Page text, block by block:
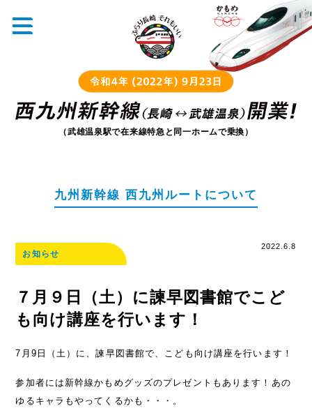
（武雄温泉駅で在来線特急と同一ホームで乗換）
九州新幹線 西九州ルートについて
お知らせ
2022.6.8
７月９日（土）に諫早図書館でこど
も向け講座を行います！
7月9日（土）に、諫早図書館で、こども向け講座を行います！
参加者には新幹線かもめグッズのプレゼントもあります！あの
ゆるキャラもやってくるかも・・・。